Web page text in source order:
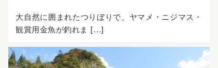
大自然に囲まれたつりぼりで、ヤマメ・ニジマス・
観賞用金魚が釣れま […]